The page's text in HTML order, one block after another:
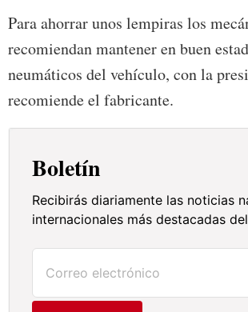
Para ahorrar unos lempiras los
recomiendan mantener en buen
neumáticos del vehículo, con la
recomiende el fabricante.
Boletín
Recibirás diariamente las noticias
internacionales más destacadas